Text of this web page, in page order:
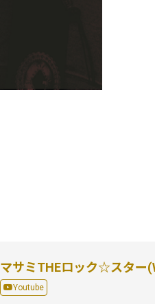
マサミTHEロック☆スター
Youtube